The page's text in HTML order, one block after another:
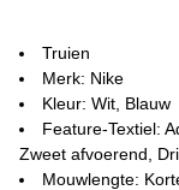
Truien
Merk: Nike
Kleur: Wit, Blauw
Feature-Textiel:
Zweet afvoerend,
Mouwlengte: